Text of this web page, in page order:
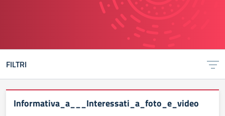
FILTRI
Informativa_a___Interessati_a_foto_e_video